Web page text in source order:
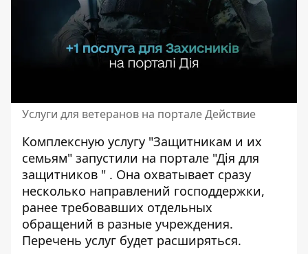
Услуги для ветеранов на портале Действие
Комплексную услугу "Защитникам и их
семьям" запустили на портале "Дія для
защитников " . Она охватывает сразу
несколько направлений господдержки,
ранее требовавших отдельных
обращений в разные учреждения.
Перечень услуг будет расширяться.